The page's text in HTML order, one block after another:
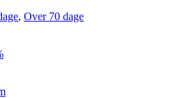
, Over 70 dage